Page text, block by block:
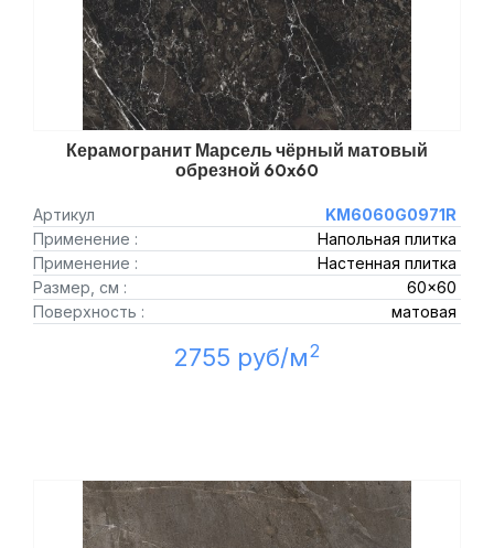
Керамогранит Марсель чёрный матовый
обрезной 60x60
Артикул
KM6060G0971R
Применение :
Напольная плитка
Применение :
Настенная плитка
Размер, см :
60x60
Поверхность :
матовая
2755 руб/м2